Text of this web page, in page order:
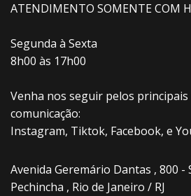
ATENDIMENTO SOMENTE COM
Segunda à Sexta
8h00 às 17h00
Venha nos seguir pelos principais
comunicação:
Instagram, Tiktok, Facebook, e
Avenida Geremário Dantas , 800 -
Pechincha , Rio de Janeiro / RJ